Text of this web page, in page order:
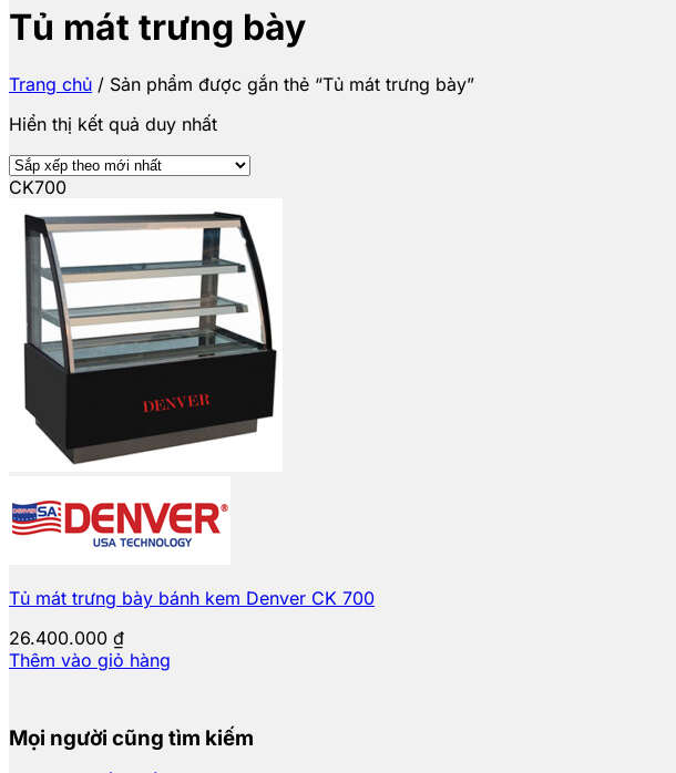
Tủ mát trưng bày
Trang chủ / Sản phẩm được gắn thẻ “Tủ mát trưng bày”
Hiển thị kết quả duy nhất
CK700
Tủ mát trưng bày bánh kem Denver CK 700
26.400.000 ₫
Thêm vào giỏ hàng
Mọi người cũng tìm kiếm